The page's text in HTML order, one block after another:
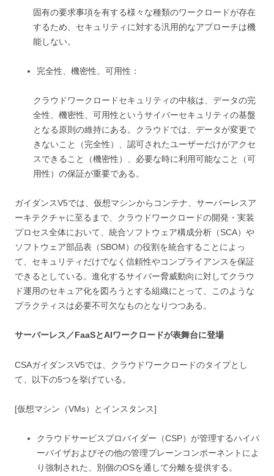
固有の要求事項を有する様々な種類のワークロードが存在
するため、セキュリティに対する汎用的なアプローチは機
能しない。
完全性、機密性、可用性：
クラウドワークロードセキュリティの中核は、データの完
全性、機密性、可用性というサイバーセキュリティの基盤
となる原則の維持にある。クラウドでは、データが変更で
きないこと（完全性）、認可されたユーザーだけがアクセ
スできること（機密性）、必要な時に利用可能なこと（可
用性）の保証が重要である。
ガイダンスV5では、仮想マシンからコンテナ、サーバーレスア
ーキテクチャに至るまで、クラウドワークロードの開発・実装
プロセス全体において、統合ソフトウェア構成分析（SCA）や
ソフトウェア部品表（SBOM）の役割を統合することによっ
て、セキュリティだけでなく信頼性やコンプライアンスを保証
できるとしている。進化するサイバー脅威動向に対してクラウ
ド運用のセキュア化を図ろうとする組織にとって、このような
プラクティスは必要不可欠なものとなりつつある。
サーバーレス／FaaSとAIワークロードが表舞台に登場
CSAガイダンスV5では、クラウドワークロードのタイプとし
て、以下の5つを挙げている。
[仮想マシン（VMs）とインスタンス]
クラウドサービスプロバイダー（CSP）が管理するハイパ
ーバイザおよびその他の管理プレーンコンポーネントによ
り強制された、別個のOSを通して分離を提供する。